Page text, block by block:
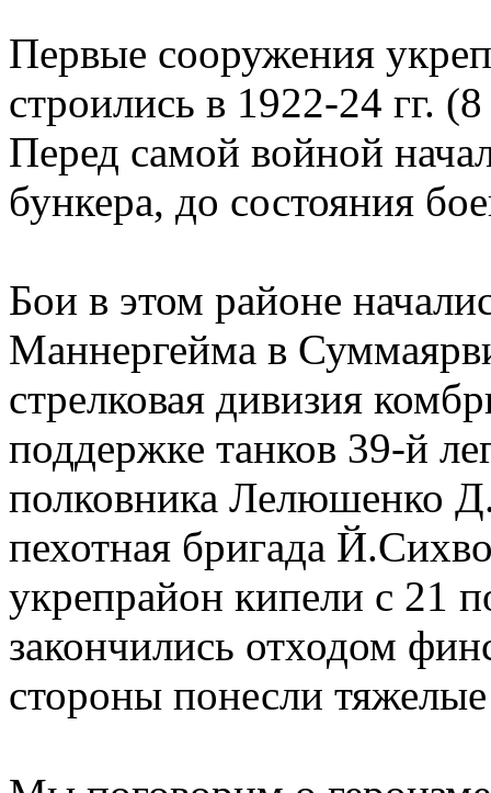
Первые сооружения
строились в 1922-24 гг.
Перед самой войной
бункера, до состояния
Бои в этом районе
Маннергейма в
стрелковая дивизия
поддержке танков 39-й
полковника Лелюшенко
пехотная бригада
укрепрайон кипели с 21
закончились отходом
стороны понесли